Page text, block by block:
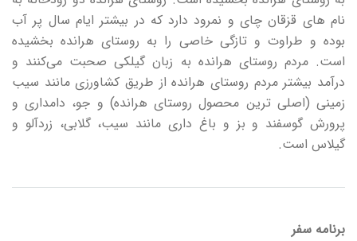
نام های قزقان چای و نمرود دارد که در بیشتر ایام سال پر آب
بوده و طراوت و تازگی خاصی را به روستای هرانده بخشیده
است. مردم روستای هرانده به زبان گیلکی صحبت می‌کنند و
درآمد بیشتر مردم روستای هرانده از طریق کشاورزی مانند سیب
زمینی (اصلی ترین محصول روستای هرانده) و جو، دامداری و
پرورش گوسفند و بز و باغ داری مانند سیب، گلابی، زردآلو و
گیلاس است.
برنامه سفر